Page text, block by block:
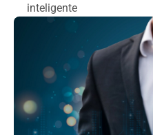
inteligente